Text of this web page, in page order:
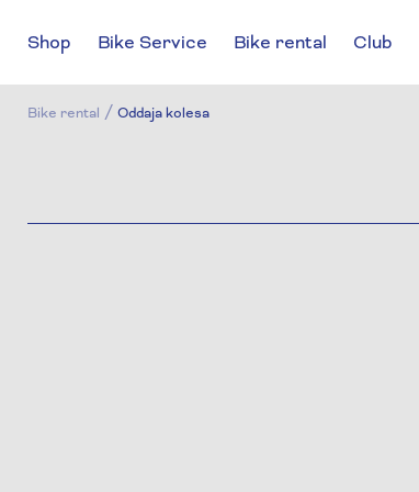
Shop Bike Service Bike rental Club
Bike rental / Oddaja kolesa